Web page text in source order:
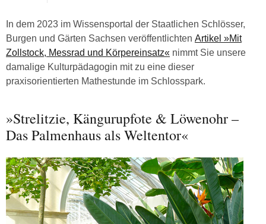
In dem 2023 im Wissensportal der Staatlichen Schlösser,
Burgen und Gärten Sachsen veröffentlichten Artikel »Mit
Zollstock, Messrad und Körpereinsatz« nimmt Sie unsere
damalige Kulturpädagogin mit zu eine dieser
praxisorientierten Mathestunde im Schlosspark.
»Strelitzie, Kängurupfote & Löwenohr –
Das Palmenhaus als Weltentor«